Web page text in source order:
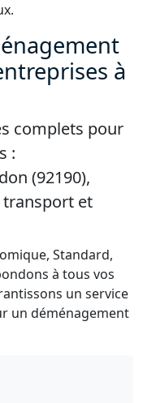
à
complets pour
:
(92190),
transport et
Standard,
à tous vos
un service
un déménagement